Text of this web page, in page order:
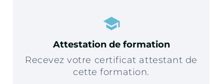
school
Attestation de formation
Recevez votre certificat attestant de
cette formation.